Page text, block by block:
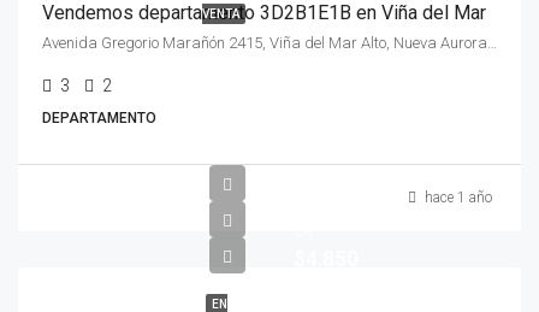
VENTA
Vendemos departamento 3D2B1E1B en Viña del Mar
Avenida Gregorio Marañón 2415, Viña del Mar Alto, Nueva Aurora, Viña del Mar, Provincia de Valparaíso, Región de Valparaíso, 2571546, Chile
3 2
DEPARTAMENTO
hace 1 año
EN